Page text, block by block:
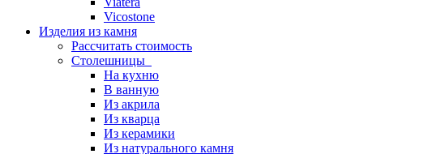
Vicostone
Изделия из камня
Рассчитать стоимость
Столешницы
На кухню
В ванную
Из акрила
Из кварца
Из керамики
Из натурального камня